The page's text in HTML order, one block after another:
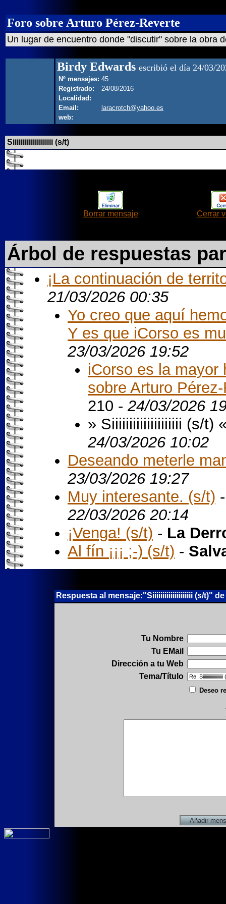
Foro sobre Arturo Pérez-Reverte
Un lugar de encuentro donde "discutir" sobre la obra
Birdy Edwards escribió el día 24/03/
Nº mensajes: 45
Registrado:
24/08/2016
Localidad:
Email:
laracrotch@yahoo.es
web:
Siiiiiiiiiiiiiiiiiiii (s/t)
Borrar mensaje Cerrar
Árbol de respuestas
¡La continuación de
21/03/2026 00:35
Yo creo que aquí
Y es que iCorso es
23/03/2026 19:52
iCorso es la mayor
sobre Arturo
210 -24/03/2026
» Siiiiiiiiiiiiiiiiiiii (s/t)
24/03/2026 10:02
Deseando meterle
23/03/2026 19:27
Muy interesante. (s/t)
22/03/2026 20:14
¡Venga! (s/t) - La
Al fín ¡¡¡ ;-) (s/t) -
Respuesta al mensaje:"Siiiiiiiiiiiiiiiiiiii (s/t)"
Tu Nombre
Tu EMail
Dirección a tu Web
Tema/Título
Deseo